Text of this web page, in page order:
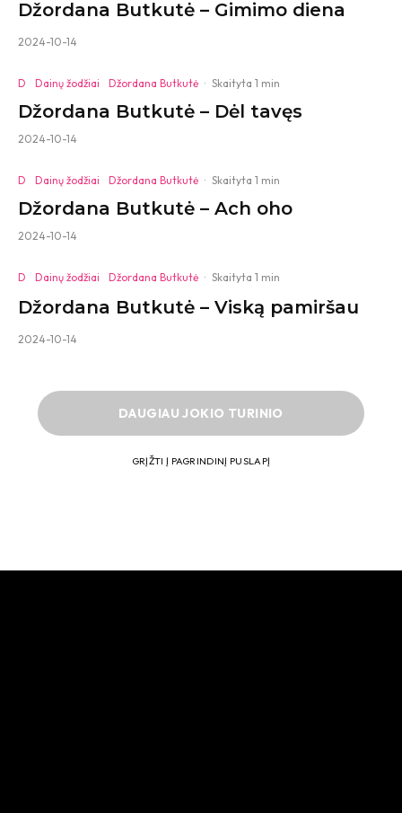
Džordana Butkutė – Gimimo diena
2024-10-14
D Dainų žodžiai Džordana Butkutė · Skaityta 1 min
Džordana Butkutė – Dėl tavęs
2024-10-14
D Dainų žodžiai Džordana Butkutė · Skaityta 1 min
Džordana Butkutė – Ach oho
2024-10-14
D Dainų žodžiai Džordana Butkutė · Skaityta 1 min
Džordana Butkutė – Viską pamiršau
2024-10-14
DAUGIAU JOKIO TURINIO
GRĮŽTI Į PAGRINDINĮ PUSLAPĮ